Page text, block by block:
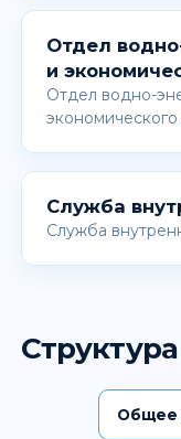
Отдел
и
Отдел водно-
экономического
Служба
Служба
Общее